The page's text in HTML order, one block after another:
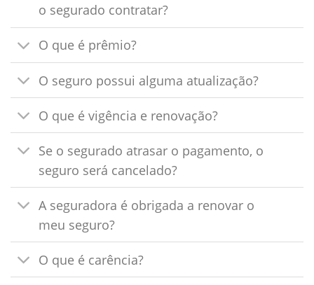
o segurado contratar?
O que é prêmio?
O seguro possui alguma atualização?
O que é vigência e renovação?
Se o segurado atrasar o pagamento, o
seguro será cancelado?
A seguradora é obrigada a renovar o
meu seguro?
O que é carência?